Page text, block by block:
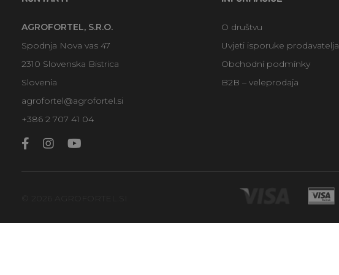
AGROFORTEL, S.R.O.
Spodnja Nova vas 47
2310 Slovenska Bistrica
Slovenia
agrofortel@agrofortel.si
+386 2 707 41 04
O društvu
Uvjeti isporuke prodavatelja
Obchodní podmínky
B2B – veleprodaja